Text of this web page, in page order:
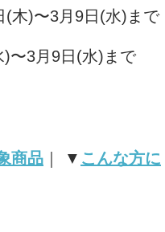
(木)〜3月9日(水)まで
〜3月9日(水)まで
商品 ｜ ▼ こんな方に